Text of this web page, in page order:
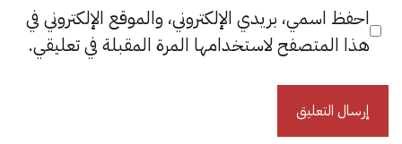
احفظ اسمي، بريدي الإلكتروني، والموقع الإلكتروني في
هذا المتصفح لاستخدامها المرة المقبلة في تعليقي.